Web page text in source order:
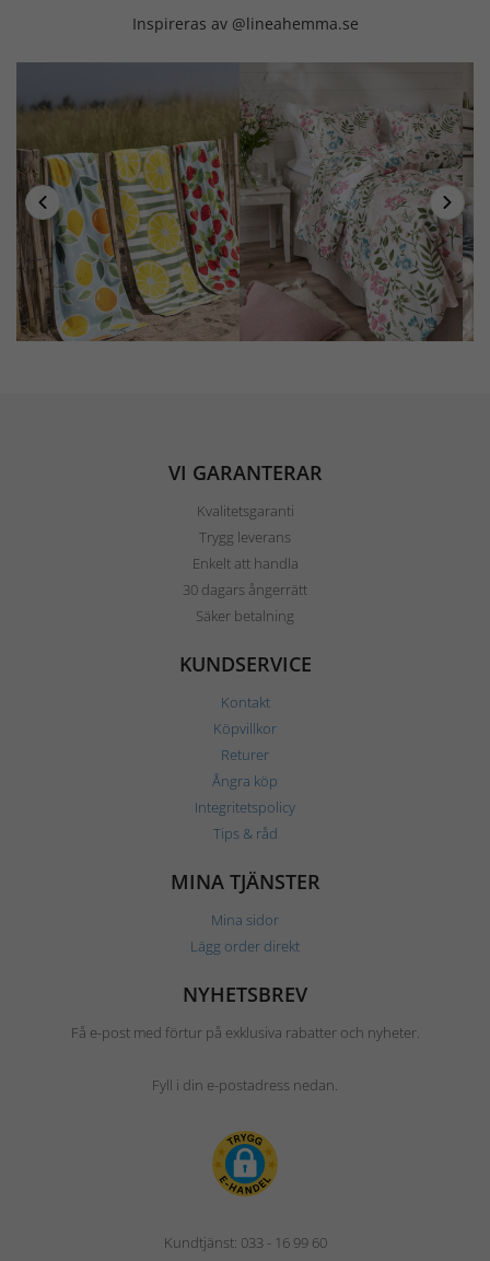
Inspireras av @lineahemma.se
VI GARANTERAR
Kvalitetsgaranti
Trygg leverans
Enkelt att handla
30 dagars ångerrätt
Säker betalning
KUNDSERVICE
Kontakt
Köpvillkor
Returer
Ångra köp
Integritetspolicy
Tips & råd
MINA TJÄNSTER
Mina sidor
Lägg order direkt
NYHETSBREV
Få e-post med förtur på exklusiva rabatter och nyheter.
Fyll i din e-postadress nedan.
Kundtjänst: 033 - 16 99 60